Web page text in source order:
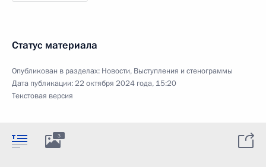
Статус материала
Опубликован в разделах: Новости, Выступления и стенограммы
Дата публикации:22 октября 2024 года, 15:20
Текстовая версия
3